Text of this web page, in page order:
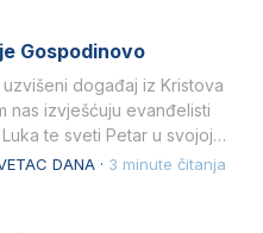
Gospodinovo
uzvišeni događaj iz Kristova
nas izvješćuju evanđelisti
te sveti Petar u svojoj
DANA · 3 minute čitanja